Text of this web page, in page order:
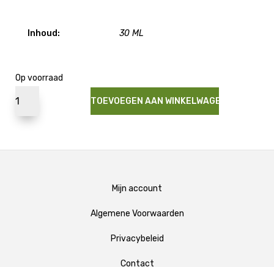
Inhoud: 30 ML
Op voorraad
TOEVOEGEN AAN WINKELWAGEN
Mijn account
Algemene Voorwaarden
Privacybeleid
Contact